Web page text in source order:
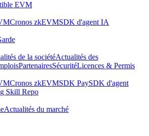
EVM
Cronos zkEVMSDK d'agent IA
de la sociétéActualités des
PartenairesSécuritéLicences & Permis
Cronos zkEVMSDK PaySDK d'agent
Skill Repo
Actualités du marché